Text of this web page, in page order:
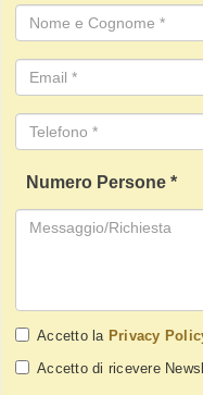
Numero Persone *
Accetto la Privacy
Accetto di ricevere